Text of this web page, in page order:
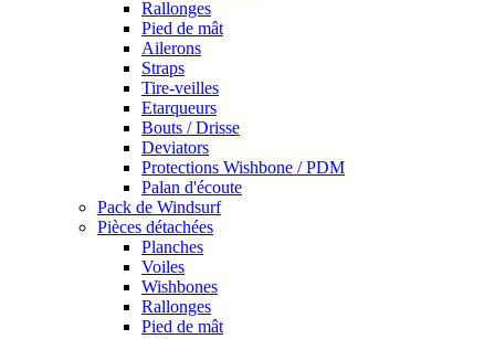
Rallonges
Pied de mât
Ailerons
Straps
Tire-veilles
Etarqueurs
Bouts / Drisse
Deviators
Protections Wishbone / PDM
Palan d'écoute
Pack de Windsurf
Pièces détachées
Planches
Voiles
Wishbones
Rallonges
Pied de mât